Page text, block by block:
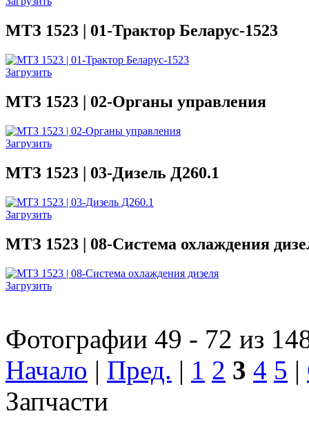
МТЗ 1523 | 01-Трактор Беларус-1523
Загрузить
МТЗ 1523 | 02-Органы управления
Загрузить
МТЗ 1523 | 03-Дизель Д260.1
Загрузить
МТЗ 1523 | 08-Система охлаждения
Загрузить
Фотографии 49 - 72 из
Начало | Пред. | 1 2 3 4 5 |
Запчасти